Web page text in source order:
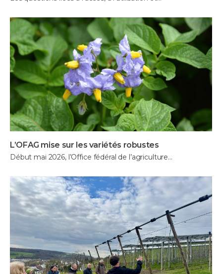
L’OFAG mise sur les variétés robustes
Début mai 2026, l’Office fédéral de l’agriculture…